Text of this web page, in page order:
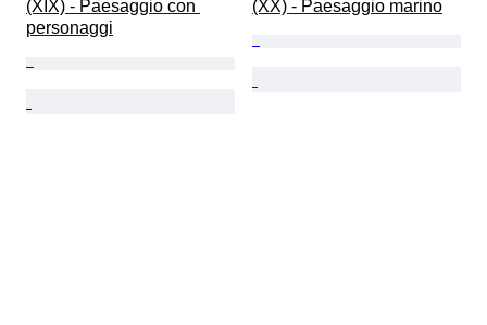
(XIX) - Paesaggio con
personaggi
(XX) - Paesaggio marino